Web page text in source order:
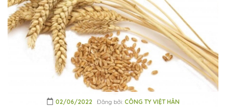
02/06/2022 Đăng bởi: CÔNG TY VIỆT HÂN